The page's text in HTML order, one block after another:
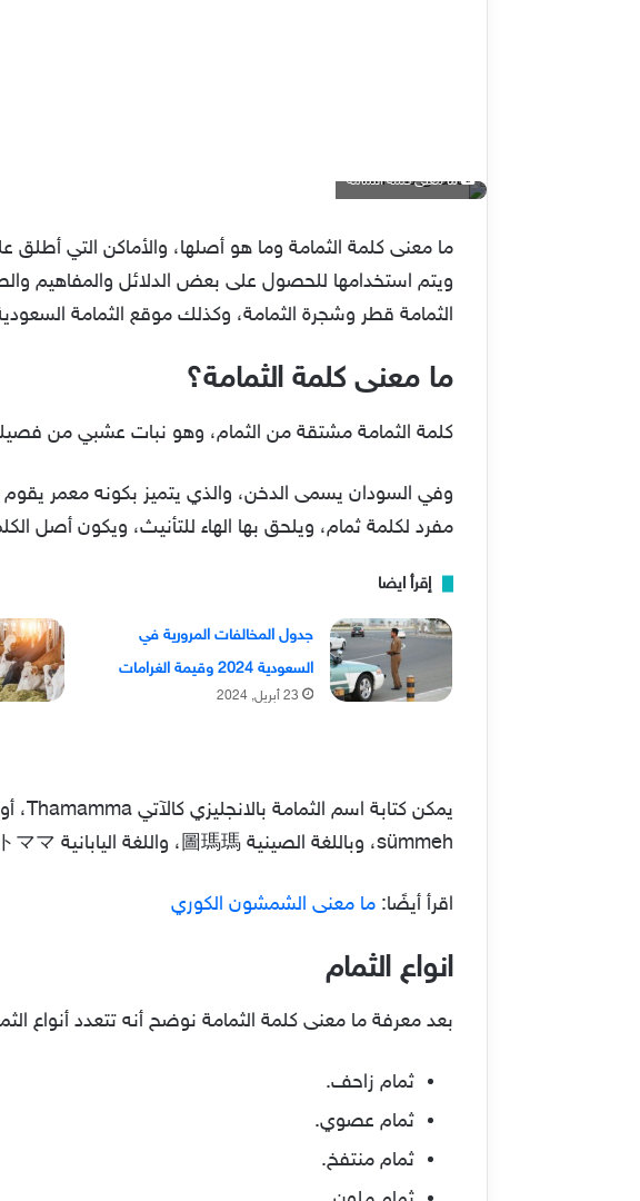
ما معنى كلمة الثمامة
ما معنى كلمة الثمامة وما هو أصلها، والأماكن التي أطلق
ويتم استخدامها للحصول على بعض الدلائل والمفاهيم
الثمامة قطر وشجرة الثمامة، وكذلك موقع الثمامة
ما معنى كلمة الثمامة؟
كلمة الثمامة مشتقة من الثمام، وهو نبات عشبي من فصيلة
وفي السودان يسمى الدخن، والذي يتميز بكونه معمر يقوم
مفرد لكلمة ثمام، ويلحق بها الهاء للتأنيث، ويكون أصل
إقرأ ايضا
جدول المخالفات المرورية في
السعودية 2024 وقيمة الغرامات
23 أبريل, 2024
sümmeh، وباللغة الصينية 圖瑪瑪، واللغة اليابانية トママ، كما يكتب باللغة الإسبانية Tumamá.
اقرأ أيضًا: ما معنى الشمشون الكوري
انواع الثمام
بعد معرفة ما معنى كلمة الثمامة نوضح أنه تتعدد أنواع
ثمام زاحف.
ثمام عصوي.
ثمام منتفخ.